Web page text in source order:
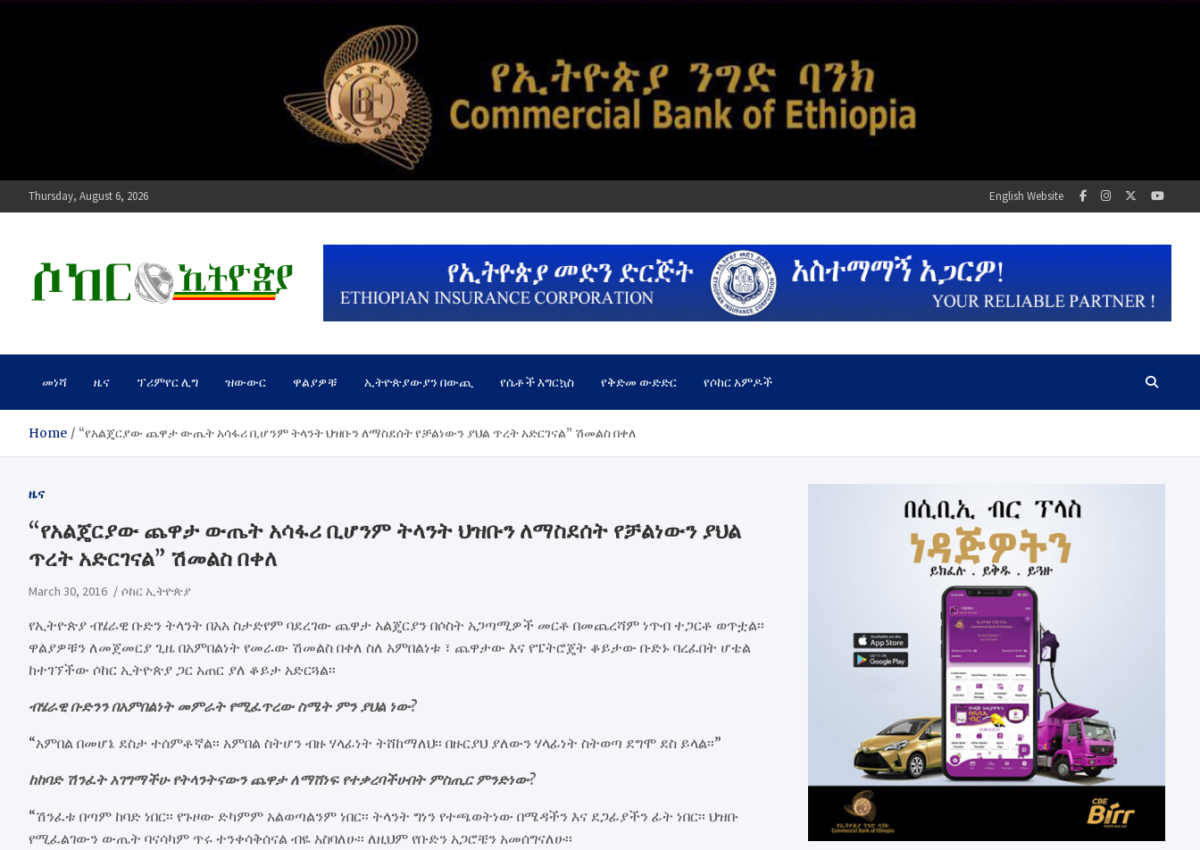
Thursday, August 6, 2026 English Website
ሶከር ኢትዮጵያ
መነሻ ዜና ፕሪምየር ሊግ ዝውውር ዋልያዎቹ ኢትዮጵያውያን በውጪ የሴቶች እግርኳስ የቅድመ ውድድር የሶከር አምዶች
Home “የአልጄርያው ጨዋታ ውጤት አሳፋሪ ቢሆንም ትላንት ህዝቡን ለማስደሰት የቻልነውን ያህል ጥረት አድርገናል” ሽመልስ በቀለ
ዜና
“የአልጄርያው ጨዋታ ውጤት አሳፋሪ ቢሆንም ትላንት ህዝቡን ለማስደሰት የቻልነውን ያህል
ጥረት አድርገናል” ሽመልስ በቀለ
March 30, 2016 ሶከር ኢትዮጵያ
የኢትዮጵያ ብሄራዊ ቡድን ትላንት በአአ ስታድየም ባደረገው ጨዋታ አልጄርያን በሶስት አጋጣሚዎች መርቶ በመጨረሻም ነጥብ ተጋርቶ ወጥቷል፡፡
ዋልያዎቹን ለመጀመርያ ጊዜ በአምበልነት የመራው ሽመልስ በቀለ ስለ አምበልነቱ ፣ ጨዋታው እና የፔትሮጄት ቆይታው ቡድኑ ባረፈበት ሆቴል
ከተገኘችው ሶከር ኢትዮጵያ ጋር አጠር ያለ ቆይታ አድርጓል፡፡
ብሄራዊ ቡድንን በአምበልነት መምራት የሚፈጥረው ስሜት ምን ያህል ነው?
“አምበል በመሆኔ ደስታ ተሰምቶኛል፡፡ አምበል ስትሆን ብዙ ሃላፊነት ትሸከማለህ፡፡ በዙርያህ ያለውን ሃላፊነት ስትወጣ ደግሞ ደስ ይላል፡፡”
ከከባድ ሽንፈት አገግማችሁ የትላንትናውን ጨዋታ ለማሸነፍ የተቃረባችሁበት ምስጢር ምንድነው?
“ሽንፈቱ በጣም ከባድ ነበር፡፡ የጉዞው ድካምም አልወጣልንም ነበር፡፡ ትላንት ግነን የተጫወትነው በሜዳችን እና ደጋፊያችን ፊት ነበር፡፡ ህዝቡ
የሚፈልገውን ውጤት ባናሳካም ጥሩ ተንቀሳቅሰናል ብዬ አስባለሁ፡፡ ለዚህም የቡድን አጋሮቼን አመሰግናለሁ፡፡